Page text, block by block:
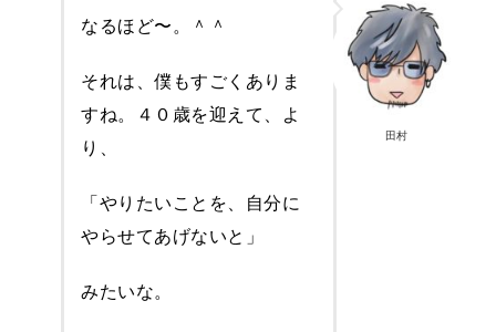
なるほど〜。＾＾
それは、僕もすごくありま
すね。４０歳を迎えて、よ
り、
「やりたいことを、自分に
やらせてあげないと」
みたいな。
田村